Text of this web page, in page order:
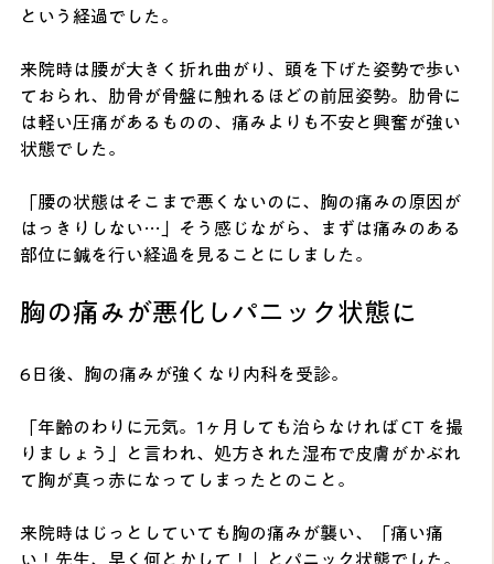
という経過でした。
来院時は腰が大きく折れ曲がり、頭を下げた姿勢で歩い
ておられ、肋骨が骨盤に触れるほどの前屈姿勢。肋骨に
は軽い圧痛があるものの、痛みよりも不安と興奮が強い
状態でした。
「腰の状態はそこまで悪くないのに、胸の痛みの原因が
はっきりしない…」そう感じながら、まずは痛みのある
部位に鍼を行い経過を見ることにしました。
胸の痛みが悪化しパニック状態に
6日後、胸の痛みが強くなり内科を受診。
「年齢のわりに元気。1ヶ月しても治らなければ CT を撮
りましょう」と言われ、処方された湿布で皮膚がかぶれ
て胸が真っ赤になってしまったとのこと。
来院時はじっとしていても胸の痛みが襲い、「痛い痛
い！先生、早く何とかして！」とパニック状態でした。